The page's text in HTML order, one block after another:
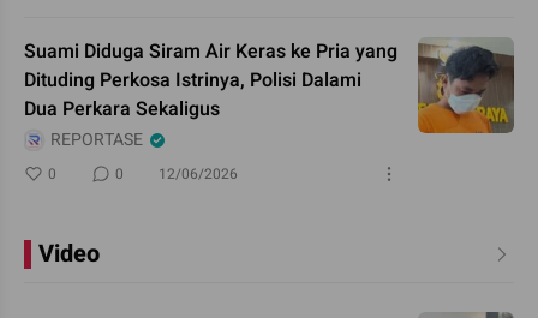
Suami Diduga Siram Air Keras ke Pria yang
Dituding Perkosa Istrinya, Polisi Dalami
Dua Perkara Sekaligus
REPORTASE
0 0 12/06/2026
Video